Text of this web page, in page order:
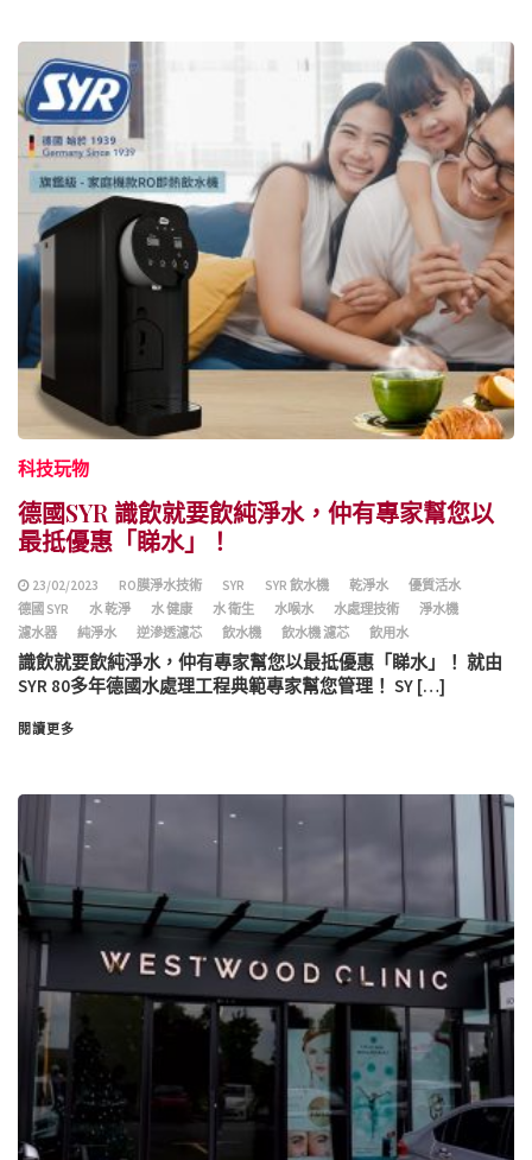
科技玩物
德國SYR 識飲就要飲純淨水，仲有專家幫您以
最抵優惠「睇水」！
23/02/2023 RO膜淨水技術 SYR SYR 飲水機 乾淨水
優質活水
德國 SYR
水 乾淨 水 健康 水 衛生 水喉水 水處理技術
淨水機
濾水器
純淨水 逆滲透濾芯 飲水機 飲水機 濾芯 飲用水
識飲就要飲純淨水，仲有專家幫您以最抵優惠「睇水」！ 就由
SYR 80多年德國水處理工程典範專家幫您管理！ SY […]
閱讀更多